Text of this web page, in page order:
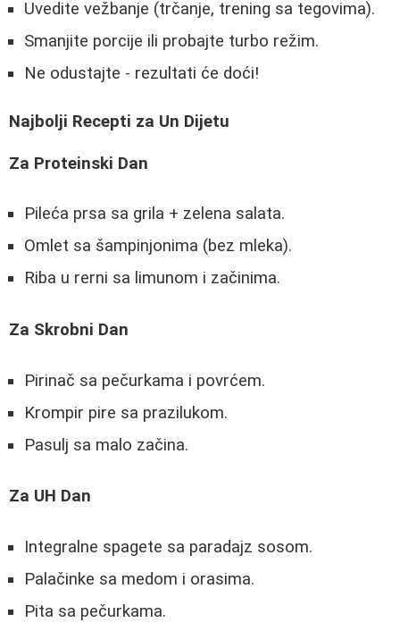
Uvedite vežbanje (trčanje, trening sa tegovima).
Smanjite porcije ili probajte turbo režim.
Ne odustajte - rezultati će doći!
Najbolji Recepti za Un Dijetu
Za Proteinski Dan
Pileća prsa sa grila + zelena salata.
Omlet sa šampinjonima (bez mleka).
Riba u rerni sa limunom i začinima.
Za Skrobni Dan
Pirinač sa pečurkama i povrćem.
Krompir pire sa prazilukom.
Pasulj sa malo začina.
Za UH Dan
Integralne spagete sa paradajz sosom.
Palačinke sa medom i orasima.
Pita sa pečurkama.